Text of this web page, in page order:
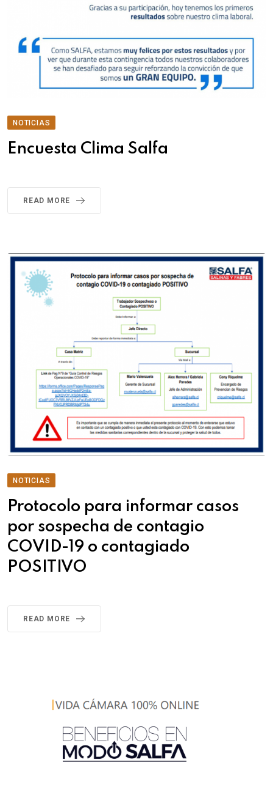
NOTICIAS
Encuesta Clima Salfa
READ MORE
NOTICIAS
Protocolo para informar casos
por sospecha de contagio
COVID-19 o contagiado
POSITIVO
READ MORE